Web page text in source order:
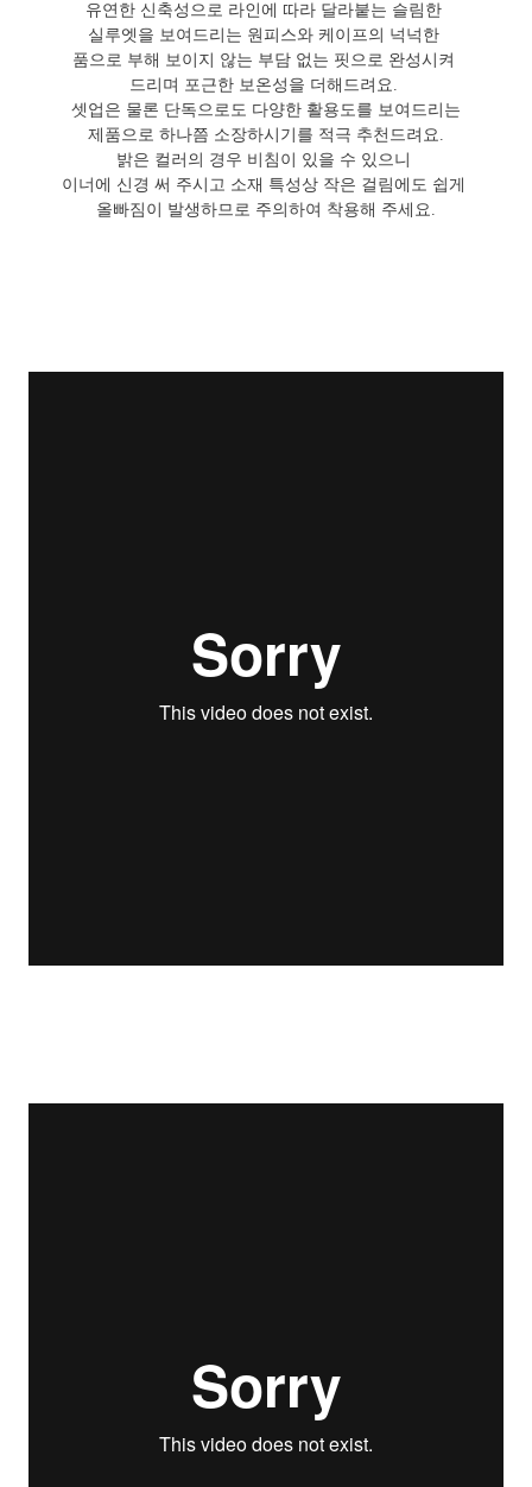
유연한 신축성으로 라인에 따라 달라붙는 슬림한
실루엣을 보여드리는 원피스와 케이프의 넉넉한
품으로 부해 보이지 않는 부담 없는 핏으로 완성시켜
드리며 포근한 보온성을 더해드려요.
셋업은 물론 단독으로도 다양한 활용도를 보여드리는
제품으로 하나쯤 소장하시기를 적극 추천드려요.
밝은 컬러의 경우 비침이 있을 수 있으니
이너에 신경 써 주시고 소재 특성상 작은 걸림에도 쉽게
올빠짐이 발생하므로 주의하여 착용해 주세요.